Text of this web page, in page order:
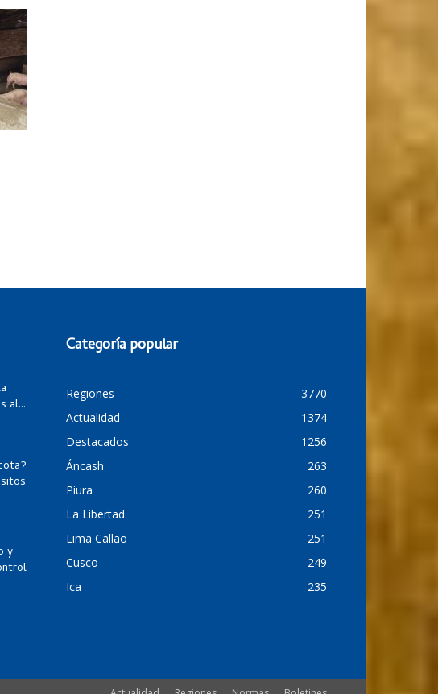
al...
y
Categoría popular
Regiones
3770
Actualidad
1374
Destacados
1256
Áncash
263
Piura
260
La Libertad
251
Lima Callao
251
Cusco
249
Ica
235